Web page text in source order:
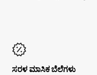
ಸರಳ ಮಾಸಿಕ ಬೆಲೆಗಳು